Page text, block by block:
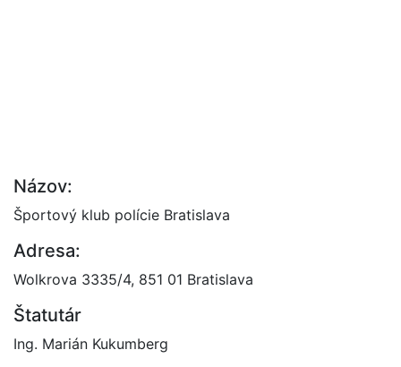
Názov:
Športový klub polície Bratislava
Adresa:
Wolkrova 3335/4, 851 01 Bratislava
Štatutár
Ing. Marián Kukumberg